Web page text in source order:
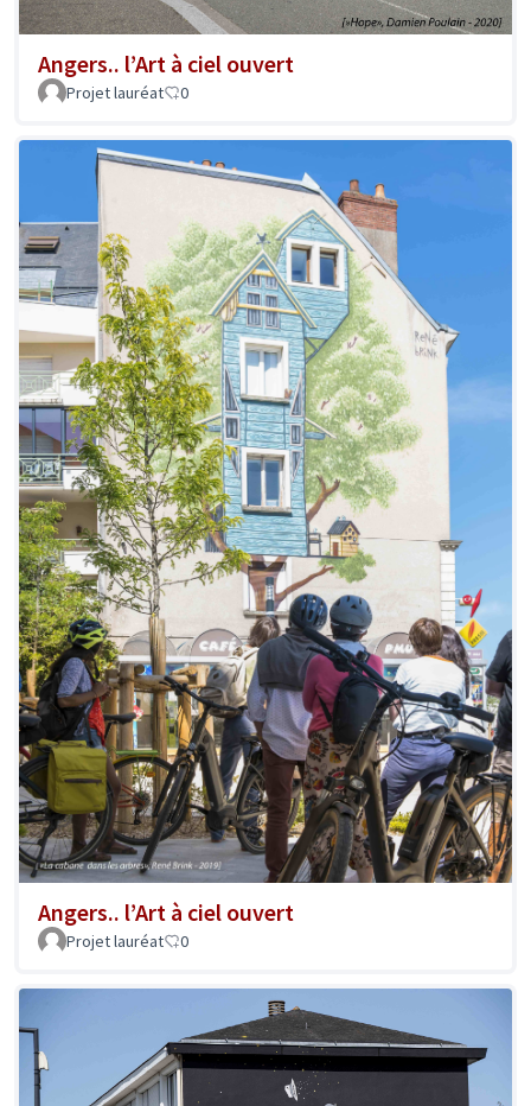
Angers.. l’Art à ciel ouvert
Projet lauréat 0
Angers.. l’Art à ciel ouvert
Projet lauréat 0